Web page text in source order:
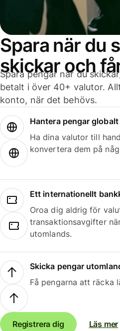
Spara när du
skickar och
Spara pengar när du
betalt i över 40+ valutor.
konto, när det behövs.
Hantera pengar
Ha dina valutor till
konvertera dem på
Ett internationellt
Oroa dig aldrig för
transaktionsavgifter
utomlands.
Skicka pengar
Få pengarna att räcka
Registrera dig Läs mer